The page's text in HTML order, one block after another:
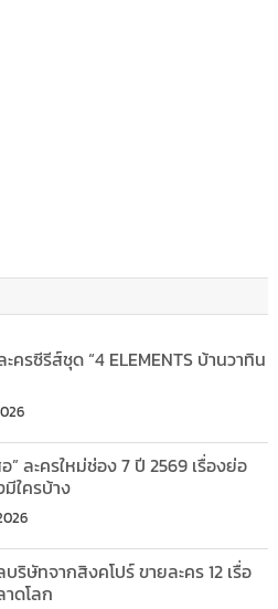
ครซีรีส์ชุด “4 ELEMENTS บ้านวาทิน
” ละครใหม่ช่อง 7 ปี 2569 เรื่องย่อ
ใครบ้าง
ริษัทจากสิงคโปร์ ขายละคร 12 เรื่อ
ดโลก